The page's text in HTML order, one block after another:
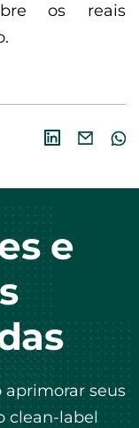
os reais
e
aprimorar seus
clean-label